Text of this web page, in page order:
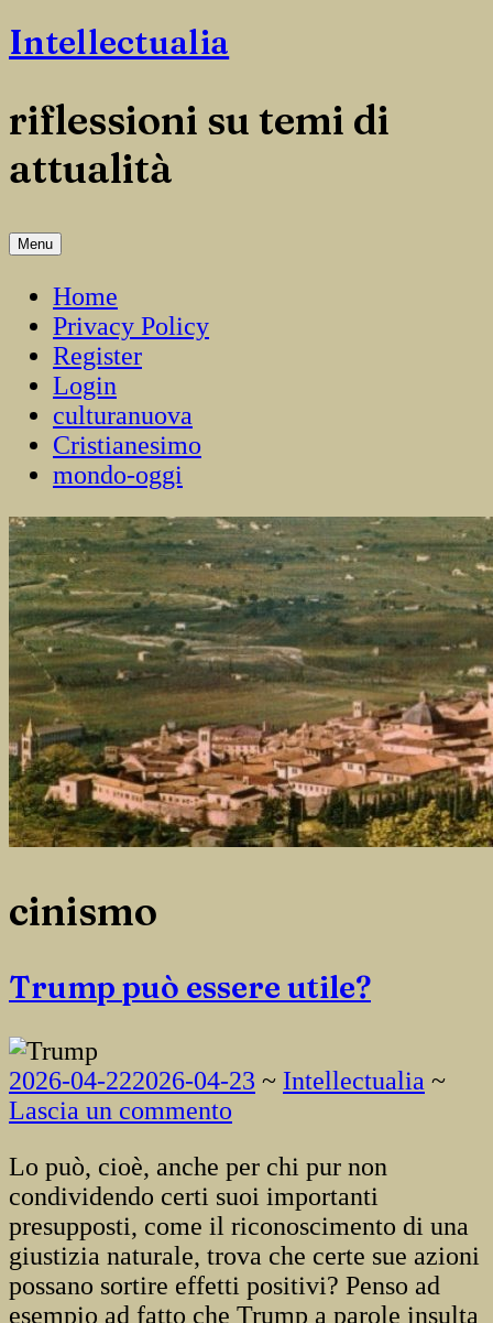
Salta
il
Intellectualia
riflessioni su temi di
attualità
Menu
Home
Privacy Policy
Register
Login
culturanuova
Cristianesimo
mondo-oggi
cinismo
Trump può essere utile?
2026-04-222026-04-23 ~ Intellectualia ~
Lascia un commento
Lo può, cioè, anche per chi pur non
condividendo certi suoi importanti
presupposti, come il riconoscimento di una
giustizia naturale, trova che certe sue azioni
possano sortire effetti positivi? Penso ad
esempio ad fatto che Trump a parole insulta